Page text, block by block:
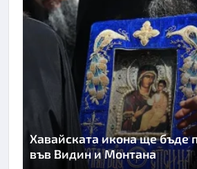
Хавайската икона ще бъде
във Видин и Монтана